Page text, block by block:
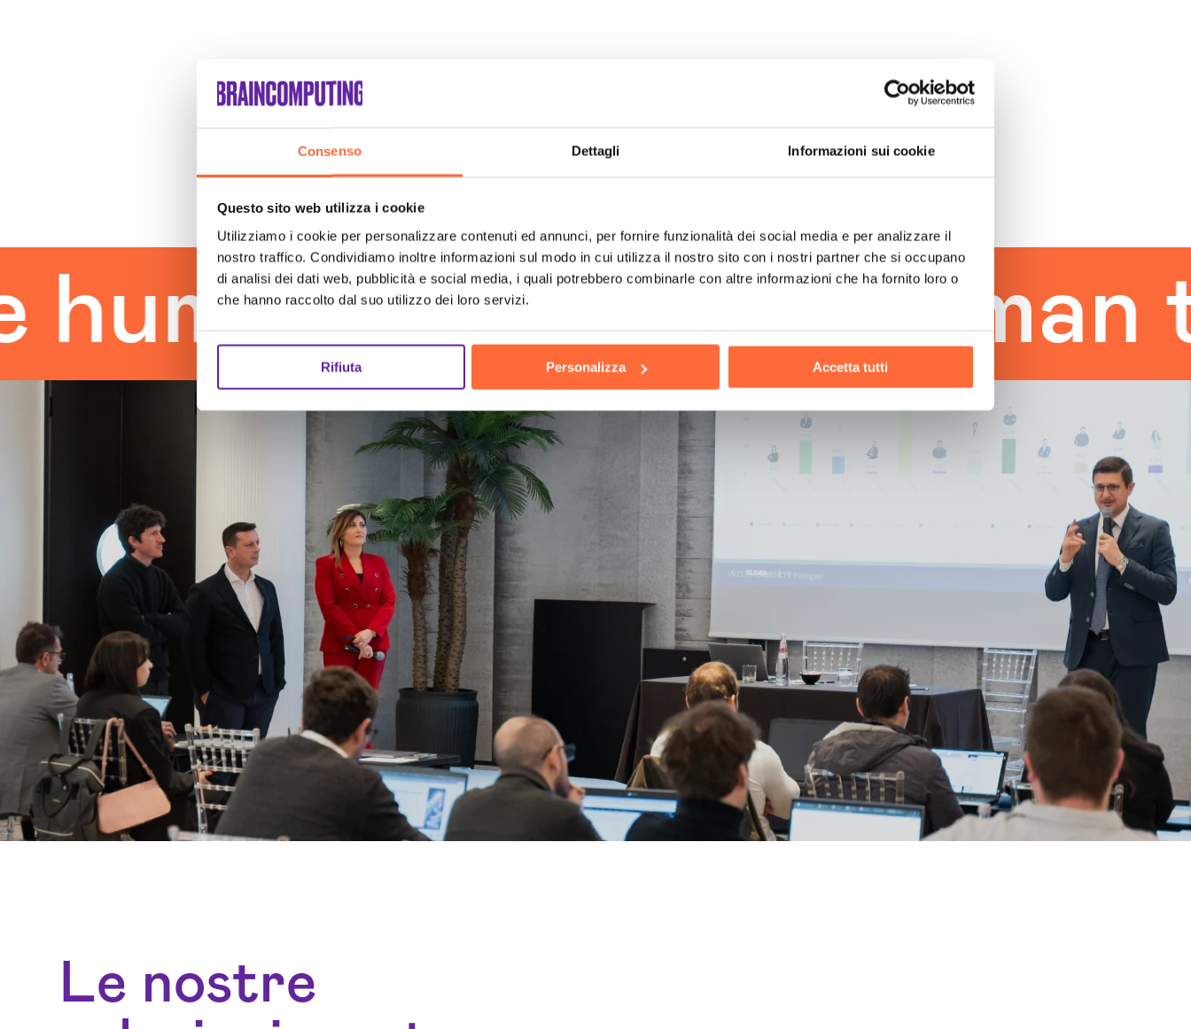
Consenso Dettagli Informazioni sui cookie
Questo sito web utilizza i cookie
Utilizziamo i cookie per personalizzare contenuti ed annunci, per fornire funzionalità dei social media e per analizzare il
nostro traffico. Condividiamo inoltre informazioni sul modo in cui utilizza il nostro sito con i nostri partner che si occupano
di analisi dei dati web, pubblicità e social media, i quali potrebbero combinarle con altre informazioni che ha fornito loro o
che hanno raccolto dal suo utilizzo dei loro servizi.
Rifiuta Personalizza Accetta tutti
touch the human
Le nostre